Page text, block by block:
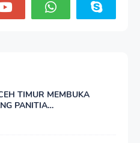
TIMUR MEMBUKA
PANITIA
LANDREFORM (PPL)